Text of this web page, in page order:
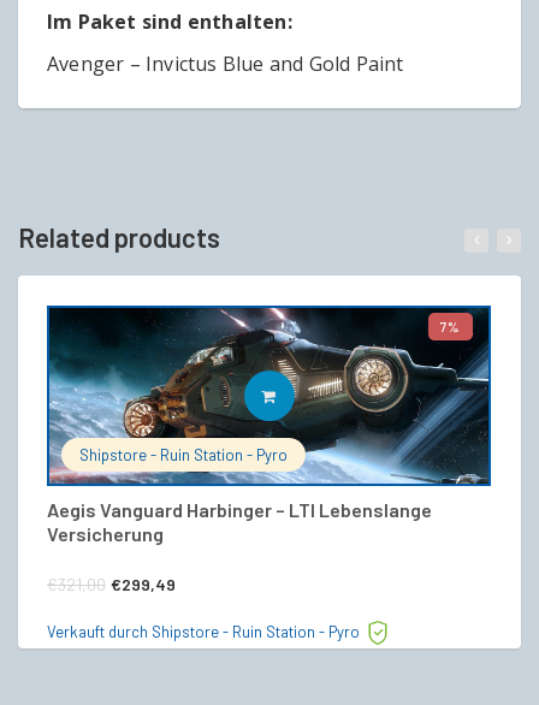
Im Paket sind enthalten:
Avenger – Invictus Blue and Gold Paint
Related products
7%
Shipstore - Ruin Station - Pyro
Aegis Vanguard Harbinger – LTI Lebenslange
Versicherung
€321,00 Ursprünglicher
war:
€299,49
ist:
IN DEN WARENKORB
Verkauft durch Shipstore - Ruin Station - Pyro